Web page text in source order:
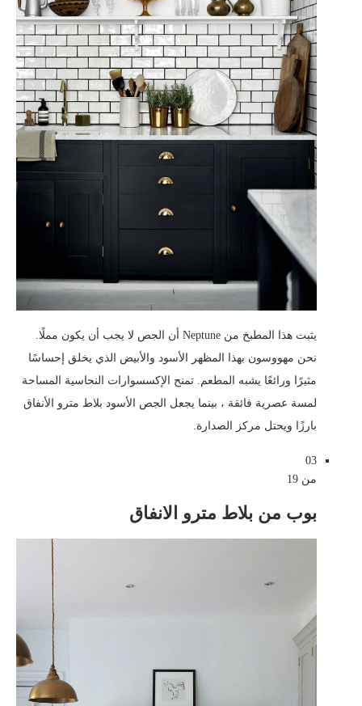
يثبت هذا المطبخ من Neptune أن الجص لا يجب أن يكون مملًا.
نحن مهووسون بهذا المظهر الأسود والأبيض الذي يخلق إحساسًا
مثيرًا ورائعًا يشبه المطعم. تمنح الإكسسوارات النحاسية المساحة
لمسة عصرية فائقة ، بينما يجعل الجص الأسود بلاط مترو الأنفاق
بارزًا ويحتل مركز الصدارة.
03
من 19
بوب من بلاط مترو الانفاق